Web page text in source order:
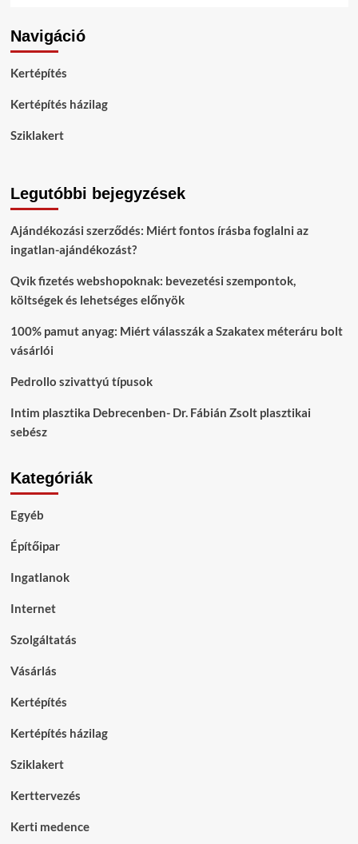
Navigáció
Kertépítés
Kertépítés házilag
Sziklakert
Legutóbbi bejegyzések
Ajándékozási szerződés: Miért fontos írásba foglalni az
ingatlan-ajándékozást?
Qvik fizetés webshopoknak: bevezetési szempontok,
költségek és lehetséges előnyök
100% pamut anyag: Miért válasszák a Szakatex méteráru bolt
vásárlói
Pedrollo szivattyú típusok
Intim plasztika Debrecenben- Dr. Fábián Zsolt plasztikai
sebész
Kategóriák
Egyéb
Építőipar
Ingatlanok
Internet
Szolgáltatás
Vásárlás
Kertépítés
Kertépítés házilag
Sziklakert
Kerttervezés
Kerti medence